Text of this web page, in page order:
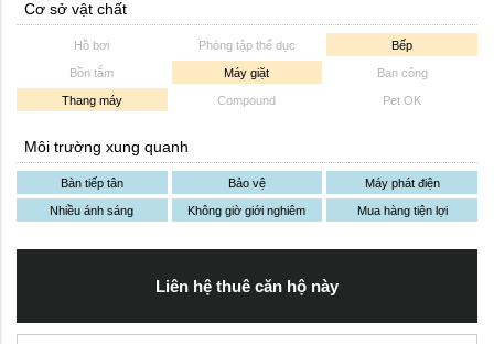
Cơ sở vật chất
Hồ bơi Phòng tập thể dục Bếp
Bồn tắm Máy giặt Ban công
Thang máy Compound Pet OK
Môi trường xung quanh
Bàn tiếp tân Bảo vệ Máy phát điện
Nhiều ánh sáng Không giờ giới nghiêm Mua hàng tiện lợi
Liên hệ thuê căn hộ này